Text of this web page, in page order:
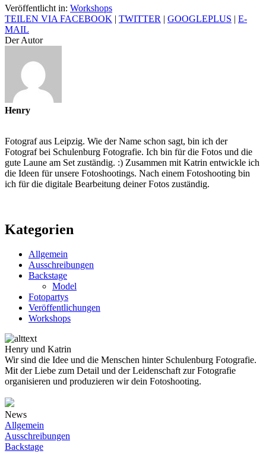
Veröffentlicht in: Workshops
TEILEN VIA FACEBOOK | TWITTER | GOOGLEPLUS | E-
MAIL
Der Autor
Henry
Fotograf aus Leipzig. Wie der Name schon sagt, bin ich der
Fotograf bei Schulenburg Fotografie. Ich bin für die Fotos und die
gute Laune am Set zuständig. :) Zusammen mit Katrin entwickle ich
die Ideen für unsere Fotoshootings. Nach einem Fotoshooting bin
ich für die digitale Bearbeitung deiner Fotos zuständig.
Kategorien
Allgemein
Ausschreibungen
Backstage
Model
Fotopartys
Veröffentlichungen
Workshops
Henry und Katrin
Wir sind die Idee und die Menschen hinter Schulenburg Fotografie.
Mit der Liebe zum Detail und der Leidenschaft zur Fotografie
organisieren und produzieren wir dein Fotoshooting.
News
Allgemein
Ausschreibungen
Backstage